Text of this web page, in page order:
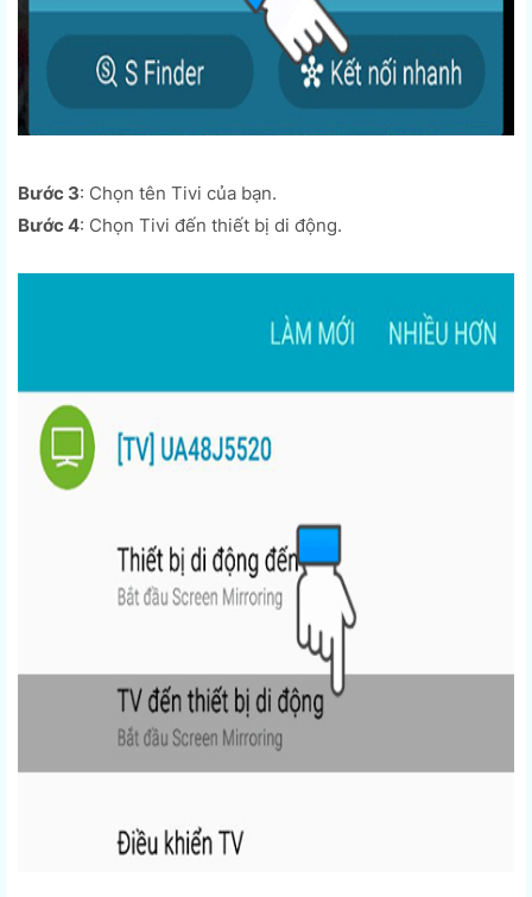
Bước 3: Chọn tên Tivi của bạn.
Bước 4: Chọn Tivi đến thiết bị di động.